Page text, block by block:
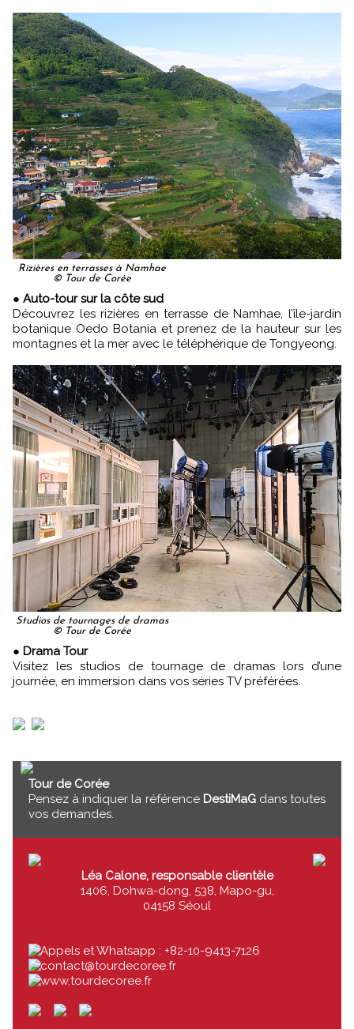
Rizières en terrasses à Namhae
© Tour de Corée
Auto-tour sur la côte sud
Découvrez les rizières en terrasse de Namhae, l’île-jardin
botanique Oedo Botania et prenez de la hauteur sur les
montagnes et la mer avec le téléphérique de Tongyeong.
Studios de tournages de dramas
© Tour de Corée
Drama Tour
Visitez les studios de tournage de dramas lors d’une
journée, en immersion dans vos séries TV préférées.
Tour de Corée
Pensez à indiquer la référence DestiMaGdans toutes
vos demandes.
Léa Calone, responsable clientèle
1406, Dohwa-dong, 538, Mapo-gu,
04158 Séoul
Appels et Whatsapp : +82-10-9413-7126
contact@tourdecoree.fr
www.tourdecoree.fr